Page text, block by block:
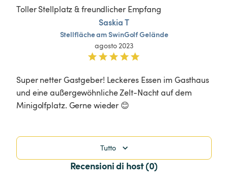
Toller Stellplatz & freundlicher Empfang
Saskia T
StellflächeamSwinGolfGelände
agosto 2023
Super netter Gastgeber! Leckeres Essen im Gasthaus
und eine außergewöhnliche Zelt-Nacht auf dem
Minigolfplatz. Gerne wieder 😊
Tutto
Recensioni di host (0)